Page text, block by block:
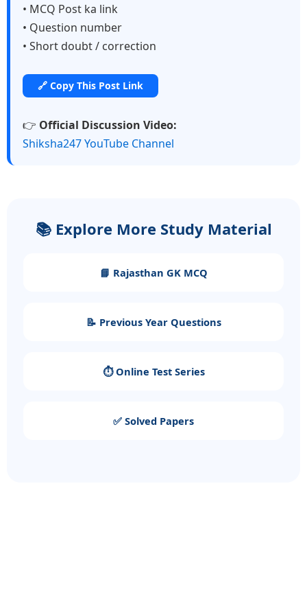
• MCQ Post ka link
• Question number
• Short doubt / correction
🔗 Copy This Post Link
👉 Official Discussion Video:
Shiksha247 YouTube Channel
📚 Explore More Study Material
📘 Rajasthan GK MCQ
📝 Previous Year Questions
⏱️ Online Test Series
✅ Solved Papers